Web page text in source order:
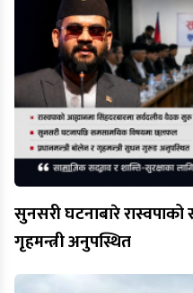
सुनसरी घटनाबारे रास्वपाको
गृहमन्त्री अनुपस्थित